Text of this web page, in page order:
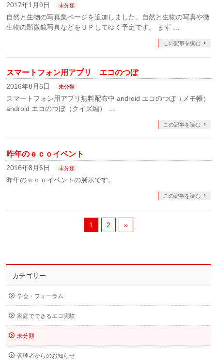
2017年1月9日 未分類
自然と生物の写真集ページを追加しました。自然と生物の写真や微
生物の顕微鏡写真などをＵＰしてゆく予定です。 まず …
この記事を読む
スマートフォン用アプリ エコのつぼ
2016年8月6日 未分類
スマートフォン用アプリ無料配布中 android エコのつぼ（メモ帳）
android エコのつぼ（クイズ編） …
この記事を読む
昨年のｅｃｏイベント
2016年8月6日 未分類
昨年のｅｃｏイベントの展示です。
この記事を読む
1 2 »
カテゴリー
学会・フォーラム
家庭でできるエコ実験
未分類
管理者からのお知らせ